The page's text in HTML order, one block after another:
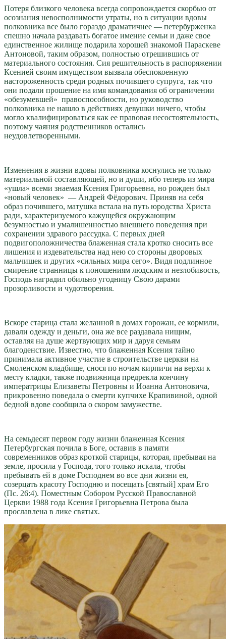
Потеря близкого человека всегда сопровождается скорбью от
осознания невосполнимости утраты, но в ситуации вдовы
полковника все было гораздо драматичнее — петербурженка
спешно начала раздавать богатое имение семьи и даже свое
единственное жилище подарила хорошей знакомой Параскеве
Антоновой, таким образом, полностью отрешившись от
материального состояния. Сия решительность в распоряжении
Ксенией своим имуществом вызвала обеспокоенную
настороженность среди родных почившего супруга, так что
они подали прошение на имя командования об ограничении
«обезумевшей» правоспособности, но руководство
полковника не нашло в действиях девушки ничего, чтобы
могло квалифицироваться как ее правовая несостоятельность,
поэтому чаяния родственников остались
неудовлетворенными.
Изменения в жизни вдовы полковника коснулись не только
материальной составляющей, но и души, ибо теперь из мира
«ушла» всеми знаемая Ксения Григорьевна, но рожден был
«новый человек» — Андрей Фёдорович. Приняв на себя
образ почившего, матушка встала на путь юродства Христа
ради, характеризуемого кажущейся окружающим
безумностью и умалишенностью внешнего поведения при
сохранении здравого рассудка. С первых дней
подвигоположничества блаженная стала кротко сносить все
лишения и издевательства над нею со стороны дворовых
мальчишек и других «сильных мира сего». Видя подлинное
смирение странницы к поношениям людским и незлобивость,
Господь наградил обильно угодницу Свою дарами
прозорливости и чудотворения.
Вскоре старица стала желанной в домах горожан, ее кормили,
давали одежду и деньги, она же все раздавала нищим,
оставляя на душе жертвующих мир и даруя семьям
благоденствие. Известно, что блаженная Ксения тайно
принимала активное участие в строительстве церкви на
Смоленском кладбище, снося по ночам кирпичи на верхи к
месту кладки, также подвижница предрекла кончину
императрицы Елизаветы Петровны и Иоанна Антоновича,
прикровенно поведала о смерти купчихе Крапивиной, одной
бедной вдове сообщила о скором замужестве.
На семьдесят первом году жизни блаженная Ксения
Петербургская почила в Боге, оставив в памяти
современников образ кроткой старицы, которая, пребывая на
земле, просила у Господа, того только искала, чтобы
пребывать ей в доме Господнем во все дни жизни ея,
созерцать красоту Господню и посещать [святый] храм Его
(Пс. 26:4). Поместным Собором Русской Православной
Церкви 1988 года Ксения Григорьевна Петрова была
прославлена в лике святых.